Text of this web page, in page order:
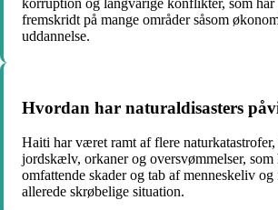
fremskridt på mange områder såsom
uddannelse.
Hvordan har naturaldisasters
Haiti har været ramt af flere naturkatastrofer,
jordskælv, orkaner og oversvømmelser, som
omfattende skader og tab af menneskeliv
allerede skrøbelige situation.